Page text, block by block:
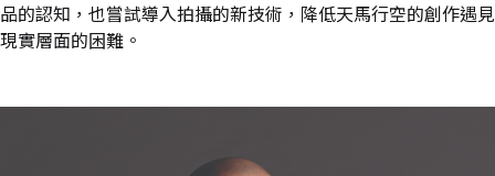
品的認知，也嘗試導入拍攝的新技術，降低天馬行空的創作遇見
現實層面的困難。